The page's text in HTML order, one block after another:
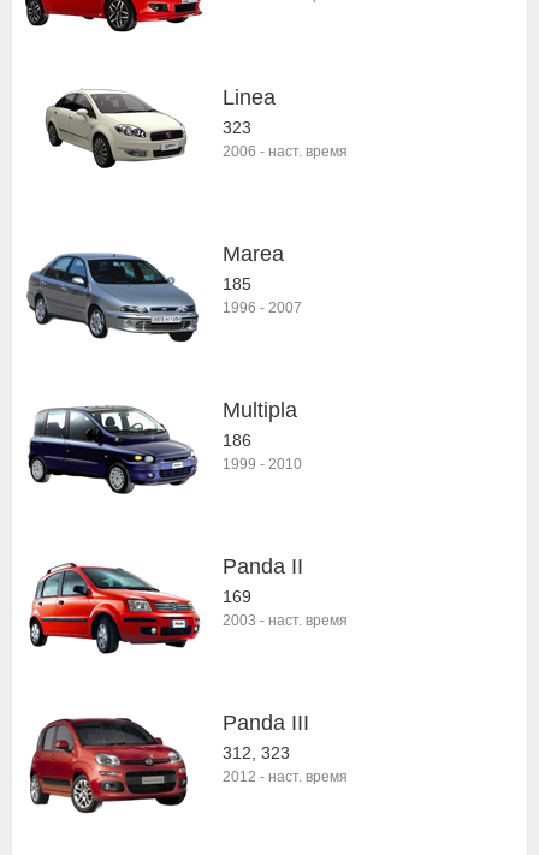
Linea
323
2006 - наст. время
Marea
185
1996 - 2007
Multipla
186
1999 - 2010
Panda II
169
2003 - наст. время
Panda III
312, 323
2012 - наст. время